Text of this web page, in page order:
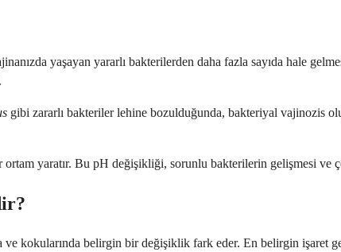
yaşayan yararlı bakterilerden daha fazla sayıda hale
gibi zararlı bakteriler lehine bozulduğunda, bakteriyal vajinozis
yaratır. Bu pH değişikliği, sorunlu bakterilerin gelişmesi ve
ve kokularında belirgin bir değişiklik fark eder. En belirgin